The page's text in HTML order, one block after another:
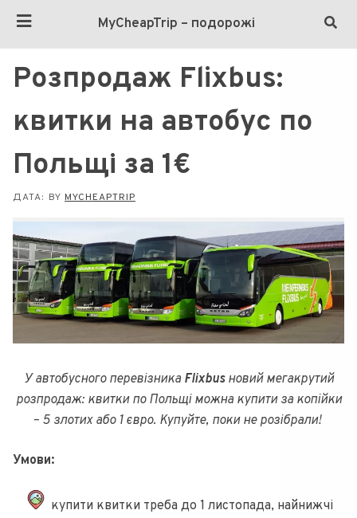
MyCheapTrip – подорожі
Розпродаж Flixbus:
квитки на автобус по
Польщі за 1€
ДАТА: BY MYCHEAPTRIP
У автобусного перевізника Flixbus новий мегакрутий
розпродаж: квитки по Польщі можна купити за копійки
– 5 злотих або 1 євро. Купуйте, поки не розібрали!
Умови:
купити квитки треба до 1 листопада, найнижчі